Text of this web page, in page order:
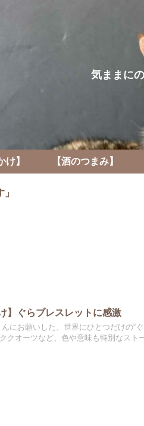
気ままに
け】 【酒のつまみ】
】ぐらブレスレットに感激
にお願いした、世界にひとつだけの“
クオーツなど、色や意味も特別なスト